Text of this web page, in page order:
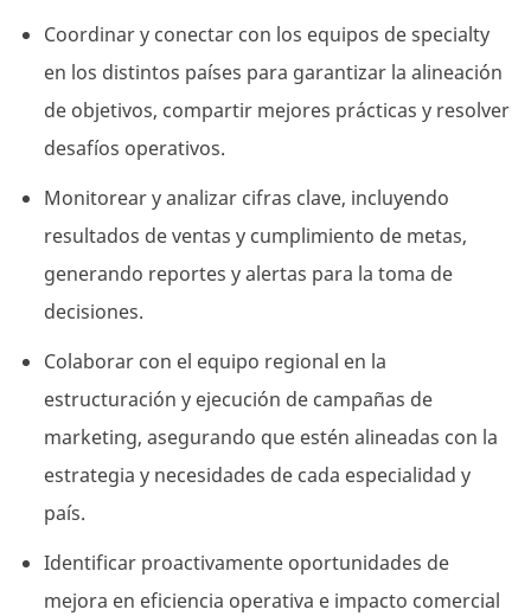
Coordinar y conectar con los equipos de specialty
en los distintos países para garantizar la alineación
de objetivos, compartir mejores prácticas y resolver
desafíos operativos.
Monitorear y analizar cifras clave, incluyendo
resultados de ventas y cumplimiento de metas,
generando reportes y alertas para la toma de
decisiones.
Colaborar con el equipo regional en la
estructuración y ejecución de campañas de
marketing, asegurando que estén alineadas con la
estrategia y necesidades de cada especialidad y
país.
Identificar proactivamente oportunidades de
mejora en eficiencia operativa e impacto comercial